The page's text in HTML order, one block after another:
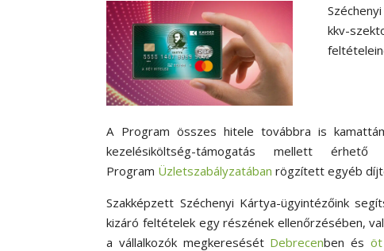
kkv-
A Program összes hitele továbbra is
kezelésiköltség-támogatás mellett
Program Üzletszabályzatában rögzített egyéb
Szakképzett Széchenyi Kártya-ügyintézőink
kizáró feltételek egy részének ellenőrzésében,
a vállalkozók megkeresését Debrecenben és